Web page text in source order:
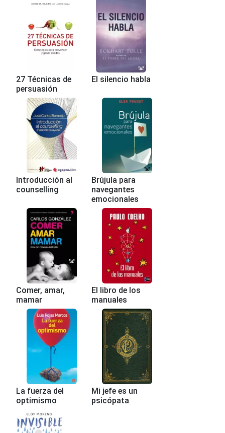
27 Técnicas de
persuasión
El silencio habla
Introducción al
counselling
Brújula para
navegantes
emocionales
Comer, amar,
mamar
El libro de los
manuales
La fuerza del
optimismo
Mi jefe es un
psicópata